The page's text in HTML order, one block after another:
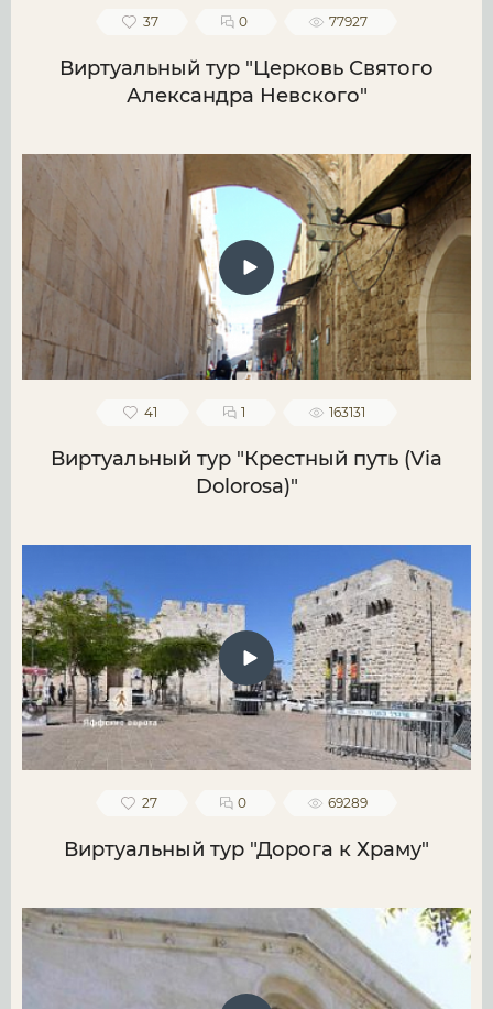
37 0 77927
Виртуальный тур "Церковь Святого
Александра Невского"
41 1 163131
Виртуальный тур "Крестный путь (Via
Dolorosa)"
27 0 69289
Виртуальный тур "Дорога к Храму"